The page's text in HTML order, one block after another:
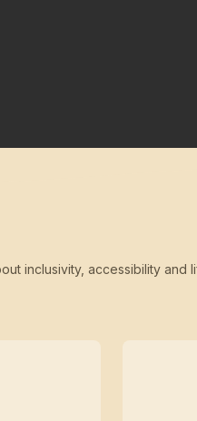
inclusivity, accessibility and